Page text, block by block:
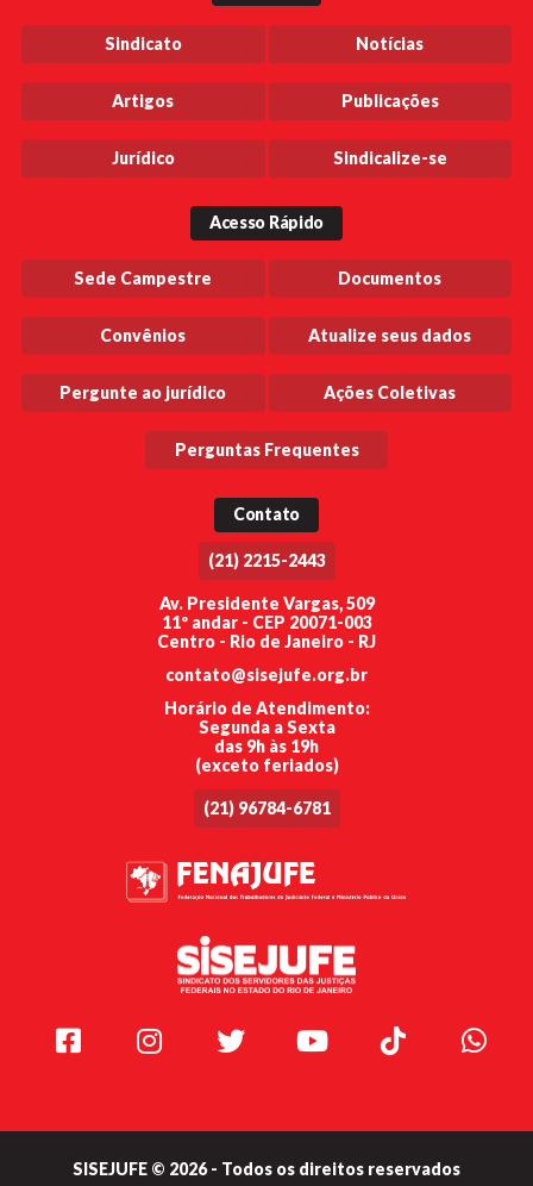
Sindicato Notícias
Artigos Publicações
Jurídico Sindicalize-se
Acesso Rápido
Sede Campestre Documentos
Convênios Atualize seus dados
Pergunte ao jurídico Ações Coletivas
Perguntas Frequentes
Contato
(21) 2215-2443
Av. Presidente Vargas, 509
11º andar - CEP 20071-003
Centro - Rio de Janeiro - RJ
contato@sisejufe.org.br
Horário de Atendimento:
Segunda a Sexta
das 9h às 19h
(exceto feriados)
(21) 96784-6781
Facebook Instagram Twitter Youtube TikTok
SISEJUFE © 2026 - Todos os direitos reservados